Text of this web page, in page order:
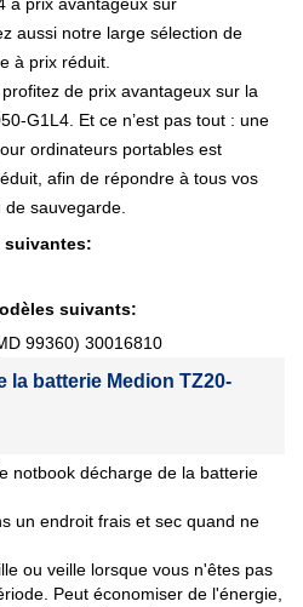
à prix avantageux sur
aussi notre large sélection de
à prix réduit.
de prix avantageux sur la
G1L4. Et ce n’est pas tout : une
ordinateurs portables est
afin de répondre à tous vos
de sauvegarde.
suivantes:
suivants:
99360) 30016810
la batterie Medion TZ20-
notbook décharge de la batterie
un endroit frais et sec quand ne
ou veille lorsque vous n'êtes pas
Peut économiser de l'énergie,